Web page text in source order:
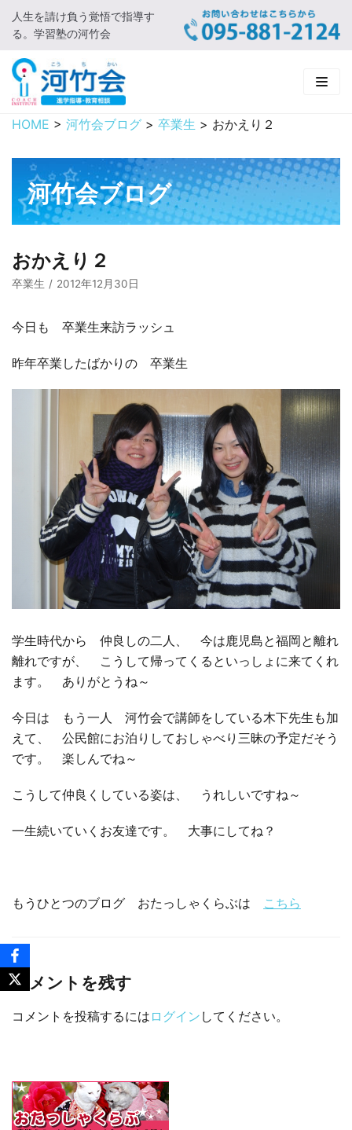
コ
ン
テ
ン
ツ
に
キ
プ
人生を請け負う覚悟で指導す
る。学習塾の河竹会
HOME
新着情報
□ お知らせ
河竹会について
□ 河竹会について
□ 小学部
実 績
HOME > 河竹会ブログ > 卒業生 > おかえり２
河竹会ブログ
おかえり２
卒業生 2012年12月30日
今日も 卒業生来訪ラッシュ
昨年卒業したばかりの 卒業生
学生時代から 仲良しの二人、 今は鹿児島と福岡と離れ
離れですが、 こうして帰ってくるといっしょに来てくれ
ます。 ありがとうね～
今日は もう一人 河竹会で講師をしている木下先生も加
えて、 公民館にお泊りしておしゃべり三昧の予定だそう
です。 楽しんでね～
こうして仲良くしている姿は、 うれしいですね～
一生続いていくお友達です。 大事にしてね？
もうひとつのブログ おたっしゃくらぶは こちら
コメントを残す
コメントを投稿するには ログイン してください。